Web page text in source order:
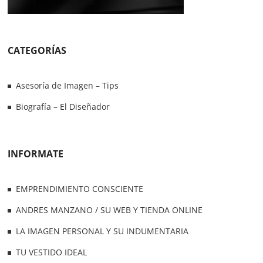
CATEGORÍAS
Asesoría de Imagen – Tips
Biografía – El Diseñador
INFORMATE
EMPRENDIMIENTO CONSCIENTE
ANDRES MANZANO / SU WEB Y TIENDA ONLINE
LA IMAGEN PERSONAL Y SU INDUMENTARIA
TU VESTIDO IDEAL